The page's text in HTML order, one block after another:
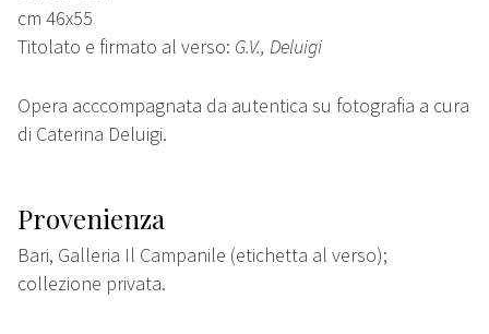
cm 46x55
Titolato e firmato al verso: G.V., Deluigi
Opera acccompagnata da autentica su fotografia a cura
di Caterina Deluigi.
Provenienza
Bari, Galleria Il Campanile (etichetta al verso);
collezione privata.